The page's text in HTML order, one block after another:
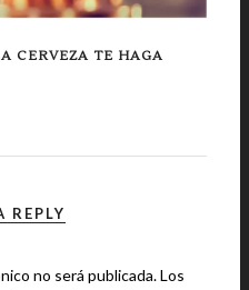
CERVEZA TE HAGA
REPLY
no será publicada.Los